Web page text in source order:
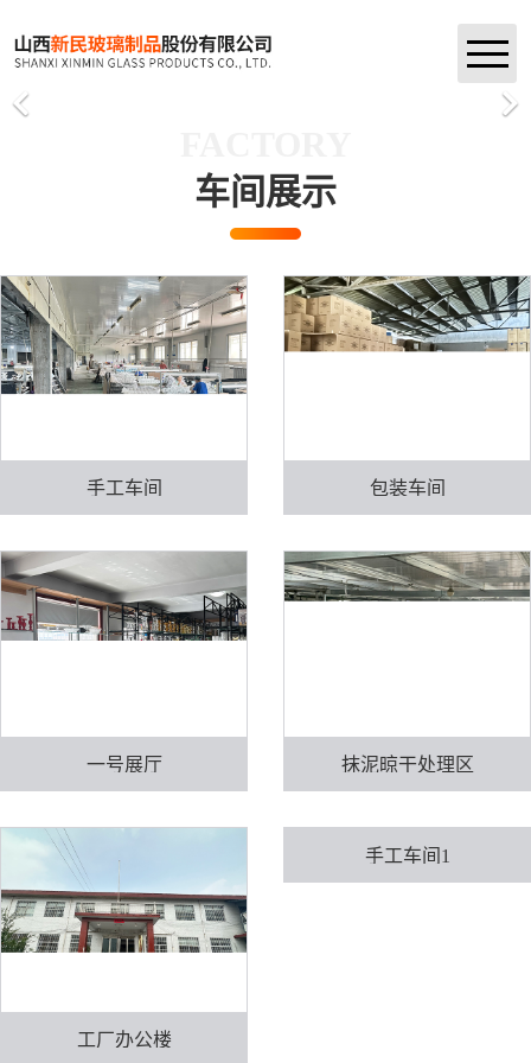
首页
新闻资讯
企业荣誉
联系我们
车间展示
手工车间 包装车间
一号展厅 抹泥晾干处理区
工厂办公楼
手工车间1